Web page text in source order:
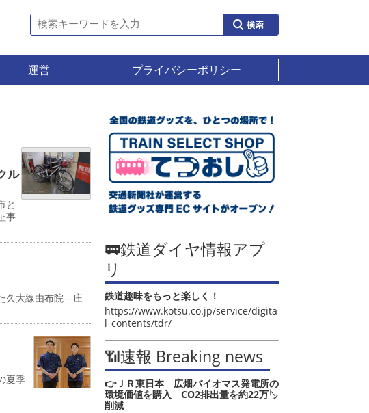
運営 プライバシーポリシー
ル
と
事
久大線由布院―庄
夏季
🚃鉄道ダイヤ情報アプ
リ
鉄道趣味をもっと楽しく！
https://www.kotsu.co.jp/service/digita
l_contents/tdr/
📶速報 Breaking news
👉ＪＲ東日本 広畑バイオマス発電所の
環境価値を購入 CO2排出量を約22万㌧
削減